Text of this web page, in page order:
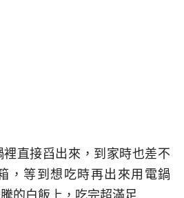
直接舀出來，到家時也差不
，等到想吃時再出來用電鍋